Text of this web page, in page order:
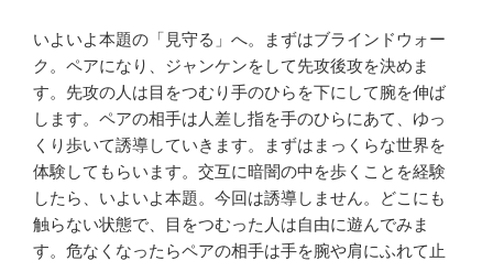
いよいよ本題の「見守る」へ。まずはブラインドウォー
ク。ペアになり、ジャンケンをして先攻後攻を決めま
す。先攻の人は目をつむり手のひらを下にして腕を伸ば
します。ペアの相手は人差し指を手のひらにあて、ゆっ
くり歩いて誘導していきます。まずはまっくらな世界を
体験してもらいます。交互に暗闇の中を歩くことを経験
したら、いよいよ本題。今回は誘導しません。どこにも
触らない状態で、目をつむった人は自由に遊んでみま
す。危なくなったらペアの相手は手を腕や肩にふれて止